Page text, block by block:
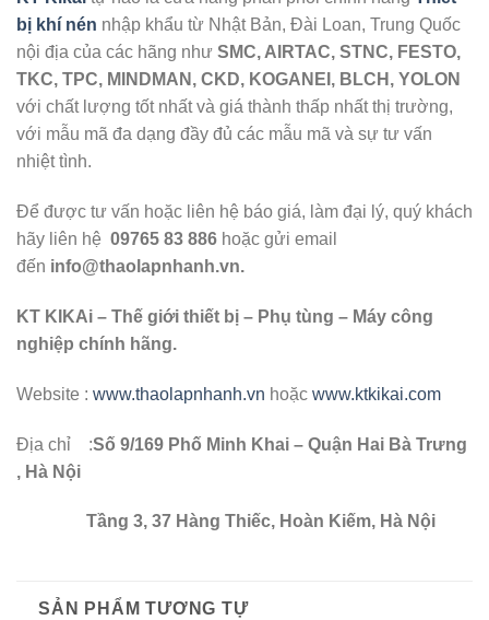
bị khí nén nhập khẩu từ Nhật Bản, Đài Loan, Trung Quốc
nội địa của các hãng như SMC, AIRTAC, STNC, FESTO,
TKC, TPC, MINDMAN, CKD, KOGANEI, BLCH, YOLON
với chất lượng tốt nhất và giá thành thấp nhất thị trường,
với mẫu mã đa dạng đầy đủ các mẫu mã và sự tư vấn
nhiệt tình.
Để được tư vấn hoặc liên hệ báo giá, làm đại lý, quý khách
hãy liên hệ 09765 83 886 hoặc gửi email
đến info@thaolapnhanh.vn.
KT KIKAi – Thế giới thiết bị – Phụ tùng – Máy công
nghiệp chính hãng.
Website : www.thaolapnhanh.vn hoặc www.ktkikai.com
Địa chỉ :Số 9/169 Phố Minh Khai – Quận Hai Bà Trưng
, Hà Nội
Tầng 3, 37 Hàng Thiếc, Hoàn Kiếm, Hà Nội
SẢN PHẨM TƯƠNG TỰ